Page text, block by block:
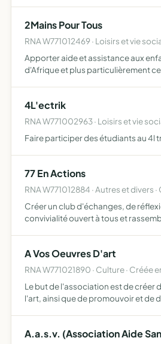
avec …
2Mains Pour Tous
RNA W771012469 · Loisirs et vie
Apporter aide et assistance aux
d'Afrique et plus particulièrement
4L'ectrik
RNA W771002963 · Loisirs et vie
Faire participer des étudiants au 4l
77 En Actions
RNA W771012884 · Autres et divers
Créer un club d'échanges, de
convivialité ouvert à tous et
A Vos Oeuvres D'art
RNA W771021890 · Culture · Créée
Le but de l'association est de créer
l'art, ainsi que de promouvoir et de
A.a.s.v. (Association Aide